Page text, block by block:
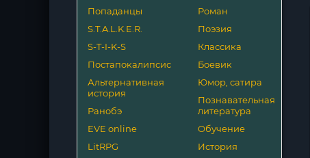
Попаданцы
S.T.A.L.K.E.R.
S-T-I-K-S
Постапокалипсис
Альтернативная
история
Ранобэ
EVE online
LitRPG
Роман
Поэзия
Классика
Боевик
Юмор, сатира
Познавательная
литература
Обучение
История